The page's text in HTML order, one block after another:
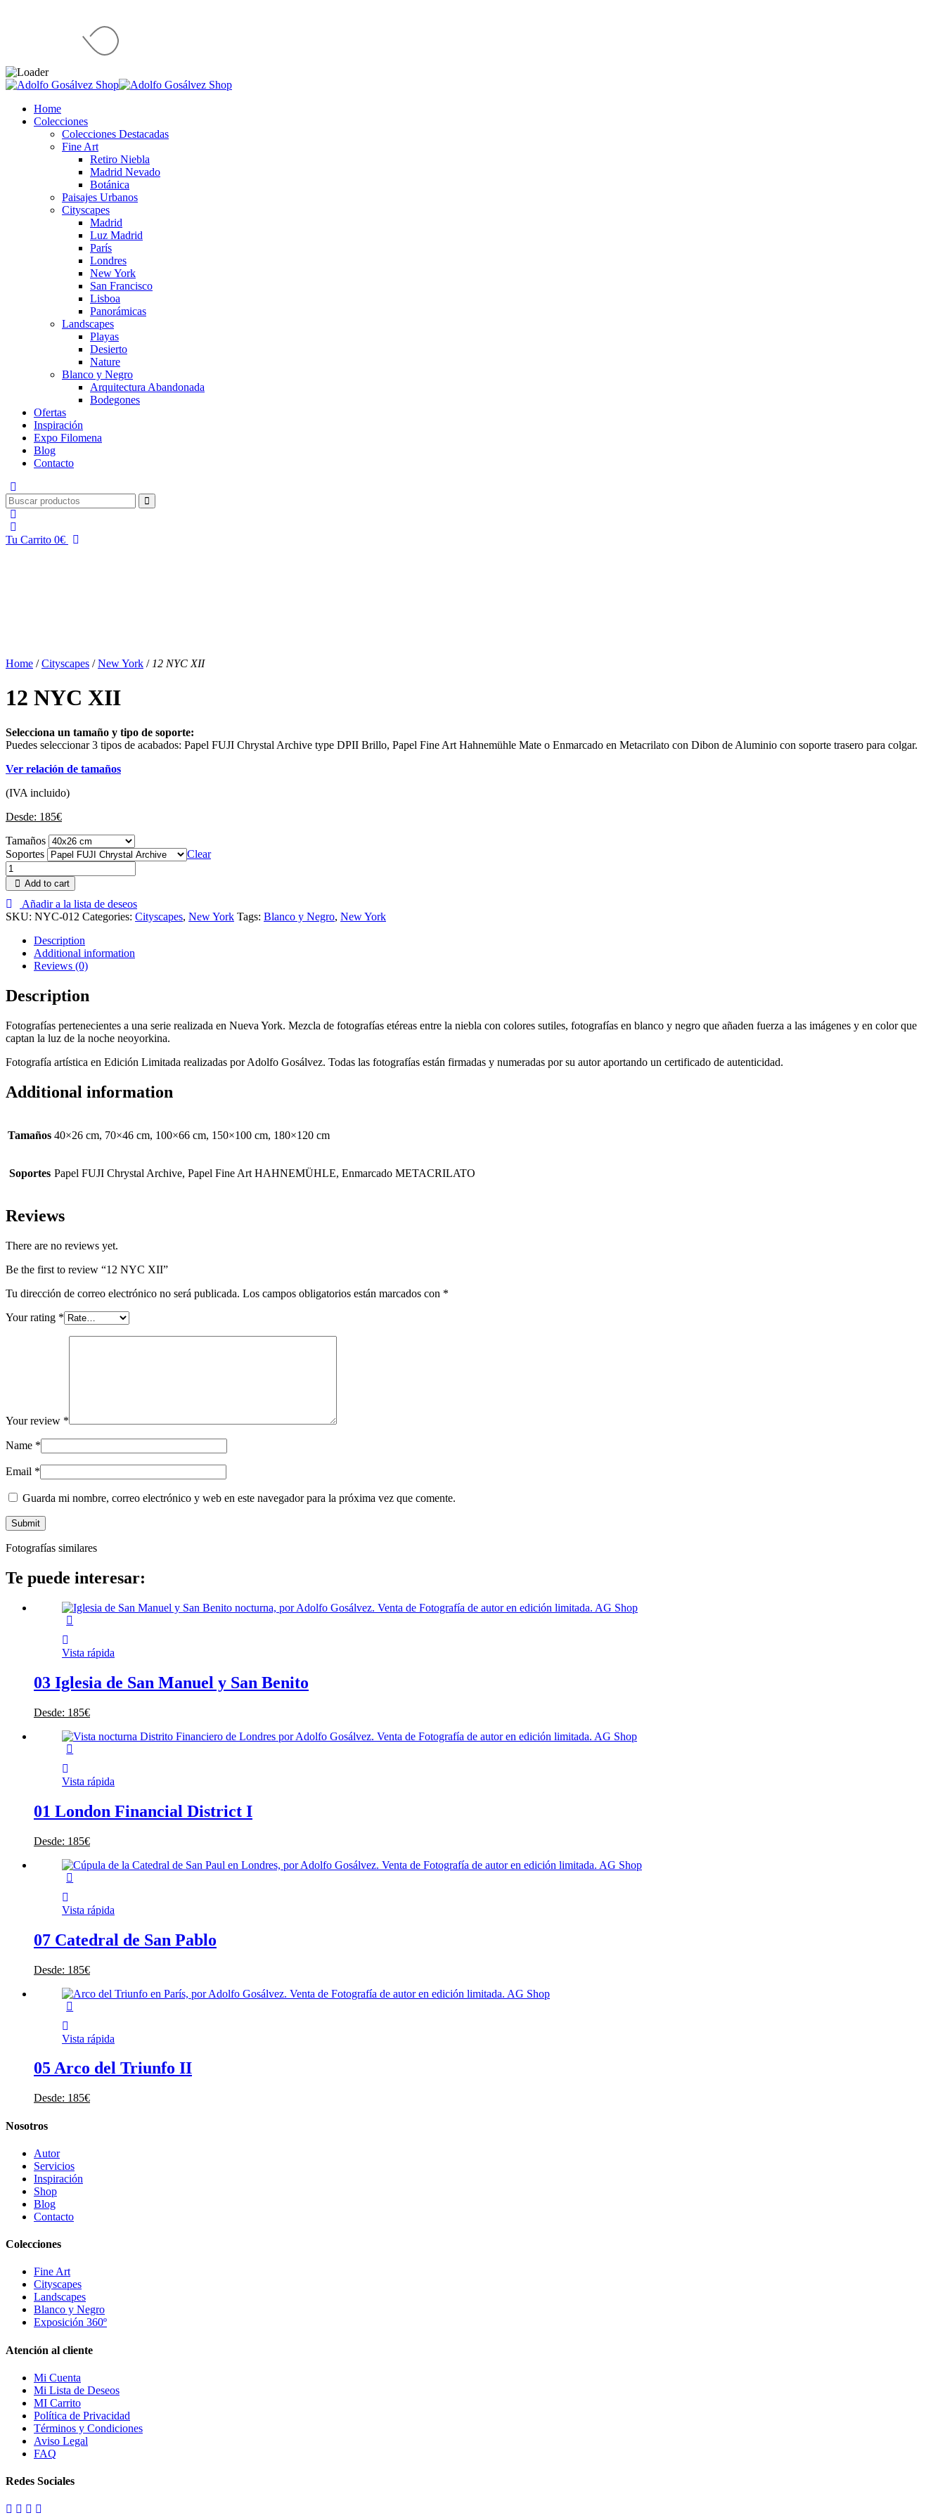
Home
Colecciones
Colecciones Destacadas
Fine Art
Retiro Niebla
Madrid Nevado
Botánica
Paisajes Urbanos
Cityscapes
Madrid
Luz Madrid
París
Londres
New York
San Francisco
Lisboa
Panorámicas
Landscapes
Playas
Desierto
Nature
Blanco y Negro
Arquitectura Abandonada
Bodegones
Ofertas
Inspiración
Expo Filomena
Blog
Contacto
Tu Carrito 0€
Home /Cityscapes /New York / 12 NYC XII
12 NYC XII
Selecciona un tamaño y tipo de soporte:
Puedes seleccionar 3 tipos de acabados: Papel FUJI Chrystal Archive type DPII Brillo, Papel Fine Art Hahnemühle Mate o Enmarcado en Metacrilato con Dibon de Aluminio con soporte trasero para colgar.
Ver relación de tamaños
(IVA incluido)
Desde: 185€
Tamaños
Soportes
Clear
Add to cart
Añadir a la lista de deseos
SKU: NYC-012 Categories: Cityscapes, New York Tags: Blanco y Negro, New York
Description
Additional information
Reviews (0)
Description
Fotografías pertenecientes a una serie realizada en Nueva York. Mezcla de fotografías etéreas entre la niebla con colores sutiles, fotografías en blanco y negro que añaden fuerza a las imágenes y en color que
captan la luz de la noche neoyorkina.
Fotografía artística en Edición Limitada realizadas por Adolfo Gosálvez. Todas las fotografías están firmadas y numeradas por su autor aportando un certificado de autenticidad.
Additional information
Tamaños 40×26 cm, 70×46 cm, 100×66 cm, 150×100 cm, 180×120 cm
Soportes Papel FUJI Chrystal Archive, Papel Fine Art HAHNEMÜHLE, Enmarcado METACRILATO
Reviews
There are no reviews yet.
Be the first to review “12 NYC XII”
Tu dirección de correo electrónico no será publicada. Los campos obligatorios están marcados con *
Your rating *
Your review *
Name *
Email *
Guarda mi nombre, correo electrónico y web en este navegador para la próxima vez que comente.
Fotografías similares
Te puede interesar:
Vista rápida
03 Iglesia de San Manuel y San Benito
Desde: 185€
Vista rápida
01 London Financial District I
Desde: 185€
Vista rápida
07 Catedral de San Pablo
Desde: 185€
Vista rápida
05 Arco del Triunfo II
Desde: 185€
Nosotros
Autor
Servicios
Inspiración
Shop
Blog
Contacto
Colecciones
Fine Art
Cityscapes
Landscapes
Blanco y Negro
Exposición 360º
Atención al cliente
Mi Cuenta
Mi Lista de Deseos
MI Carrito
Política de Privacidad
Términos y Condiciones
Aviso Legal
FAQ
Redes Sociales